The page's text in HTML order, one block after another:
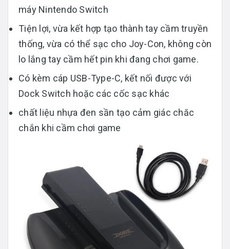
máy Nintendo Switch
Tiện lợi, vừa kết hợp tạo thành tay cầm truyền
thống, vừa có thể sạc cho Joy-Con, không còn
lo lắng tay cầm hết pin khi đang chơi game.
Có kèm cáp USB-Type-C, kết nối được với
Dock Switch hoặc các cốc sạc khác
chất liệu nhựa đen sần tạo cảm giác chăc
chắn khi cầm chơi game